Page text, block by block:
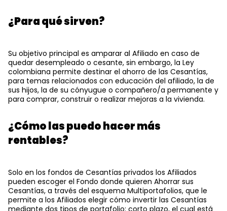
¿Para qué sirven?
Su objetivo principal es amparar al Afiliado en caso de
quedar desempleado o cesante, sin embargo, la Ley
colombiana permite destinar el ahorro de las Cesantías,
para temas relacionados con educación del afiliado, la de
sus hijos, la de su cónyugue o compañero/a permanente y
para comprar, construir o realizar mejoras a la vivienda.
¿Cómo las puedo hacer más
rentables?
Solo en los fondos de Cesantías privados los Afiliados
pueden escoger el Fondo donde quieren Ahorrar sus
Cesantías, a través del esquema Multiportafolios, que le
permite a los Afiliados elegir cómo invertir las Cesantías
mediante dos tipos de portafolio: corto plazo, el cual está